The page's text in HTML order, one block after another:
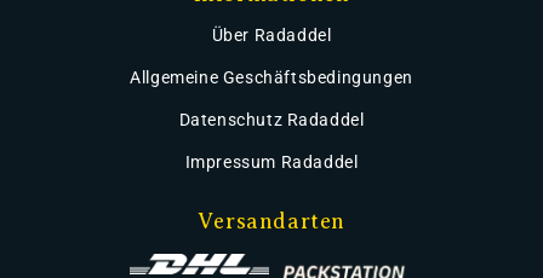
Über Radaddel
Allgemeine Geschäftsbedingungen
Datenschutz Radaddel
Impressum Radaddel
Versandarten